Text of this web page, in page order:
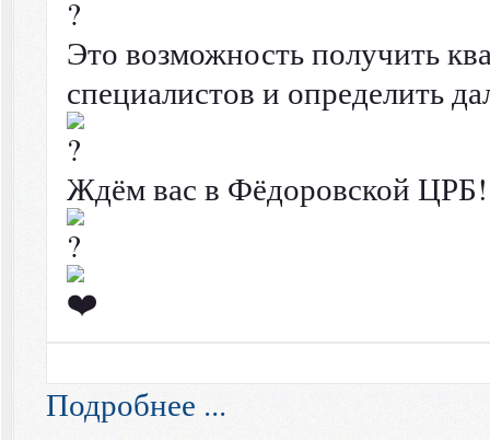
Это возможность получить
специалистов и определить
Ждём вас в Фёдоровской ЦРБ!
Подробнее ...